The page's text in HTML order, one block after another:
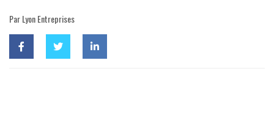
Par Lyon Entreprises